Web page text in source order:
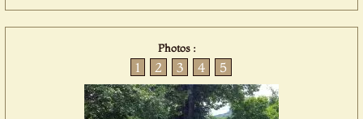
Photos :
1 2 3 4 5